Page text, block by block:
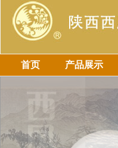
首页 产品展示